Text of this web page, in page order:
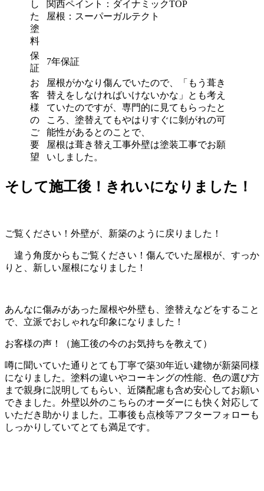
し
た
塗
料
関西ペイント：ダイナミックTOP
屋根：スーパーガルテクト
保
証
7年保証
お
客
様
の
ご
要
望
屋根がかなり傷んでいたので、「もう葺き
替えをしなければいけないかな」とも考え
ていたのですが、専門的に見てもらったと
ころ、塗替えてもやはりすぐに剝がれの可
能性があるとのことで、
屋根は葺き替え工事外壁は塗装工事でお願
いしました。
そして施工後！きれいになりました！
ご覧ください！外壁が、新築のように戻りました！
違う角度からもご覧ください！傷んでいた屋根が、すっか
りと、新しい屋根になりました！
あんなに傷みがあった屋根や外壁も、塗替えなどをすること
で、立派でおしゃれな印象になりました！
お客様の声！（施工後の今のお気持ちを教えて）
噂に聞いていた通りとても丁寧で築30年近い建物が新築同様
になりました。塗料の違いやコーキングの性能、色の選び方
まで親身に説明してもらい、近隣配慮も含め安心してお願い
できました。外壁以外のこちらのオーダーにも快く対応して
いただき助かりました。工事後も点検等アフターフォローも
しっかりしていてとても満足です。